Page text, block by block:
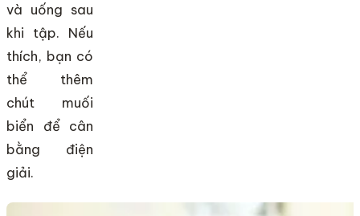
và uống sau
khi tập. Nếu
thích, bạn có
thể thêm
chút muối
biển để cân
bằng điện
giải.